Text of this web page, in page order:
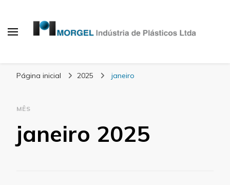
Página inicial 2025 janeiro
MÊS
janeiro 2025